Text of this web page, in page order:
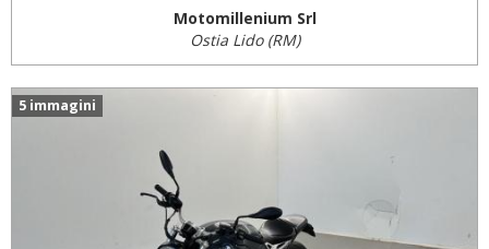
Motomillenium Srl
Ostia Lido (RM)
5 immagini